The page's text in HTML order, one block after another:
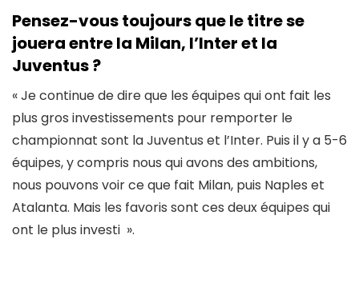
Pensez-vous toujours que le titre se
jouera entre la Milan, l’Inter et la
Juventus ?
« Je continue de dire que les équipes qui ont fait les
plus gros investissements pour remporter le
championnat sont la Juventus et l’Inter. Puis il y a 5-6
équipes, y compris nous qui avons des ambitions,
nous pouvons voir ce que fait Milan, puis Naples et
Atalanta. Mais les favoris sont ces deux équipes qui
ont le plus investi ».